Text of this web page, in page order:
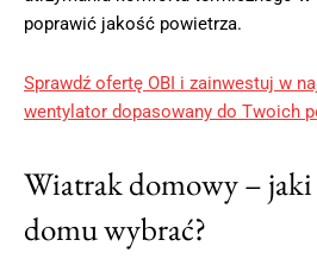
poprawić jakość powietrza.
Sprawdź ofertę OBI i zainwestuj w
wentylator dopasowany do Twoich
Wiatrak domowy –
domu wybrać?